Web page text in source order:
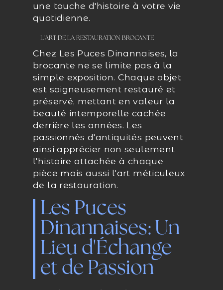
une touche d'histoire à votre vie
quotidienne.
L'ART DE LA RESTAURATION BROCANTE
Chez Les Puces Dinannaises, la
brocante ne se limite pas à la
simple exposition. Chaque objet
est soigneusement restauré et
préservé, mettant en valeur la
beauté intemporelle cachée
derrière les années. Les
passionnés d'antiquités peuvent
ainsi apprécier non seulement
l'histoire attachée à chaque
pièce mais aussi l'art méticuleux
de la restauration.
Les Puces
Dinannaises: Un
Lieu d'Échange
et de Passion